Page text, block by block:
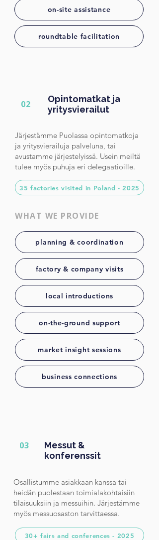
on-site assistance
roundtable facilitation
02
Opintomatkat ja
yritysvierailut
Järjestämme Puolassa opintomatkoja
ja yritysvierailuja palveluna, tai
avustamme järjestelyissä. Usein meiltä
tulee myös puhuja eri delegaatioille.
35 factories visited in Poland - 2025
WHAT WE PROVIDE
planning & coordination
factory & company visits
local introductions
on-the-ground support
market insight sessions
business connections
03
Messut &
konferenssit
Osallistumme asiakkaan kanssa tai
heidän puolestaan toimialakohtaisiin
tilaisuuksiin ja messuihin. Järjestämme
myös messuosaston tarvittaessa.
30+ fairs and conferences - 2025